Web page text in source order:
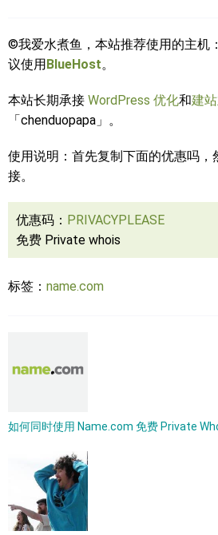
©我爱水煮鱼，本站推荐使用的主机：
议使用BlueHost。
本站长期承接 WordPress 优化和建
「chenduopapa」。
使用说明：首先复制下面的优惠吗，
接。
优惠码： PRIVACYPLEASE
免费 Private whois
标签： name.com
如何同时使用 Name.com 免费 Private